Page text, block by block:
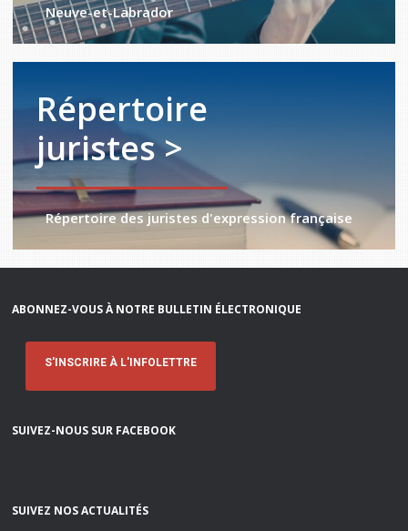
Neuve-et-Labrador
Répertoire
juristes >
Répertoire des juristes d'expression française
ABONNEZ-VOUS À NOTRE BULLETIN ÉLECTRONIQUE
S'INSCRIRE À L'INFOLETTRE
SUIVEZ-NOUS SUR FACEBOOK
SUIVEZ NOS ACTUALITÉS